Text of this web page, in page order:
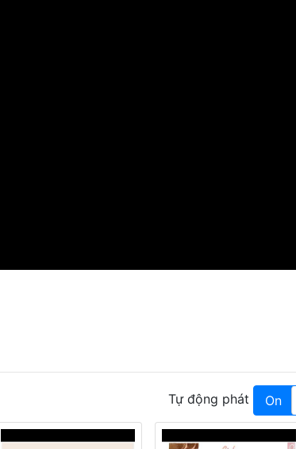
Tự động phát On